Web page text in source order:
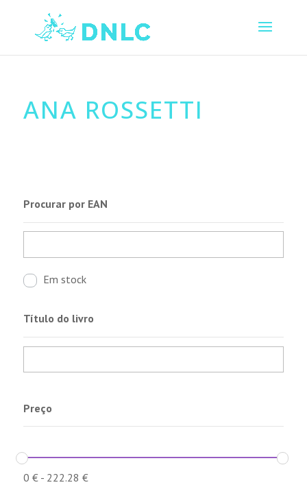
ANA ROSSETTI
Procurar por EAN
Em stock
Título do livro
Preço
0 €- 222.28 €